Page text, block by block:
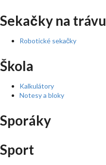
Sekačky na trávu
Robotické sekačky
Škola
Kalkulátory
Notesy a bloky
Sporáky
Sport